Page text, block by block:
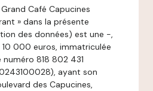
Café Capucines
» dans la présente
des données) est une -,
000 euros, immatriculée
numéro 818 802 431
ayant son
des Capucines,